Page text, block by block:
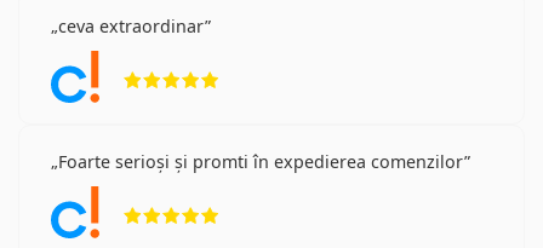
ceva extraordinar
Foarte serioși și promti în expedierea comenzilor